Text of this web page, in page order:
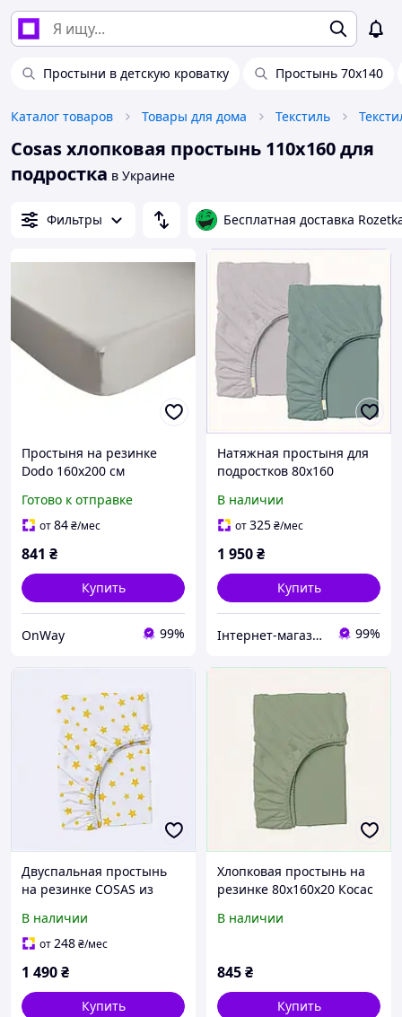
Простыни в детскую кроватку Простынь 70х140
Каталог товаров Товары для дома Текстиль
Cosas хлопковая простынь 110х160 для
подростка в Украине
Фильтры Бесплатная доставка
Простыня на резинке
Dodo 160х200 см
терморегулирующая
серого цвета для
Готово к отправке
от84₴/мес
841 ₴
Купить
OnWay 99%
Натяжная простыня для
подростков 80х160
8558E5C68B
В наличии
от325₴/мес
1 950₴
Купить
Інтернет-магазин SaleX 99%
Двуспальная простынь
на резинке COSAS из
856AX6634
В наличии
от248₴/мес
1 490₴
Купить
Хлопковая простынь на
резинке 80х160х20 Косас
7T6P9P3287
В наличии
845₴
Купить